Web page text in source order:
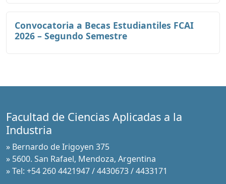
Convocatoria a Becas Estudiantiles FCAI
2026 – Segundo Semestre
Facultad de Ciencias Aplicadas a la
Industria
» Bernardo de Irigoyen 375
» 5600. San Rafael, Mendoza, Argentina
» Tel: +54 260 4421947 / 4430673 / 4433171